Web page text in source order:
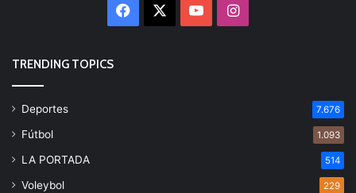
Facebook YouTubeInstagram
TRENDING TOPICS
Deportes 7.676
Fútbol 1.093
LA PORTADA 514
Voleybol 229